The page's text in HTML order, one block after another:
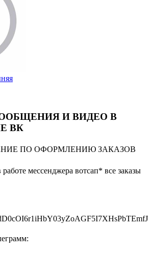
И ВИДЕО В
ВК
ПО ОФОРМЛЕНИЮ ЗАКАЗОВ
мессенджера вотсап* все заказы